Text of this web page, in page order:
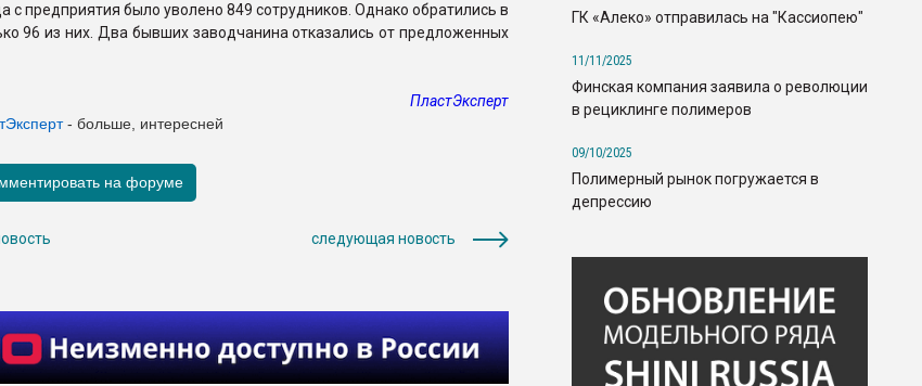
с предприятия было уволено 849 сотрудников. Однако обратились в
96 из них. Два бывших заводчанина отказались от предложенных
ПластЭксперт
Эксперт- больше, интересней
следующая новость
ГК «Алеко» отправилась на "Кассиопею"
11/11/2025
Финская компания заявила о революции
в рециклинге полимеров
09/10/2025
Полимерный рынок погружается в
депрессию